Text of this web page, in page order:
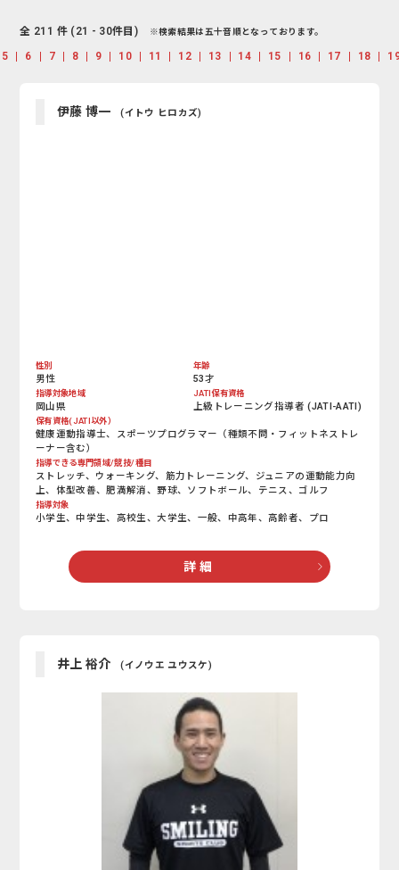
全 211 件 (21 - 30件目) ※検索結果は五十音順となっております。
5 6 7 8 9 10 11 12 13 14 15 16 17 18
伊藤 博一 (イトウ ヒロカズ)
性別
男性
年齢
53才
指導対象地域
岡山県
JATI保有資格
上級トレーニング指導者 (JATI-AATI)
保有資格(JATI以外）
健康運動指導士、スポーツプログラマー（種類不問・フィットネストレ
ーナー含む）
指導できる専門領域/競技/種目
ストレッチ、ウォーキング、筋力トレーニング、ジュニアの運動能力向
上、体型改善、肥満解消、野球、ソフトボール、テニス、ゴルフ
指導対象
小学生、中学生、高校生、大学生、一般、中高年、高齢者、プロ
詳 細
井上 裕介 (イノウエ ユウスケ)